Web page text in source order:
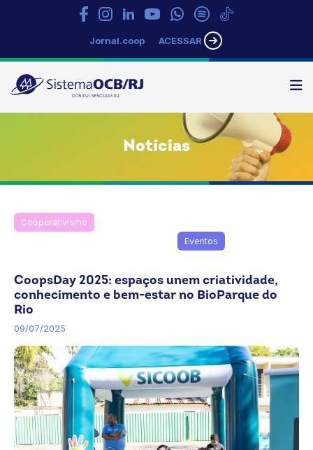
Jornal.coop ACESSAR
Sistema
OCB/RJ
Notícias
Cooperativismo
Eventos
CoopsDay 2025: espaços unem criatividade,
conhecimento e bem-estar no BioParque do
Rio
09/07/2025